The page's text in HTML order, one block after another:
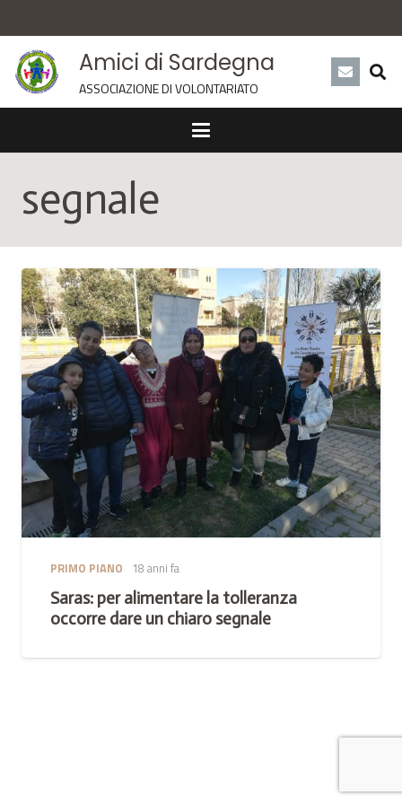
Amici di Sardegna
ASSOCIAZIONE DI VOLONTARIATO
segnale
PRIMO PIANO 18 anni fa
Saras: per alimentare la tolleranza
occorre dare un chiaro segnale